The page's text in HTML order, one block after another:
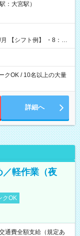
：大宮駅）
00
クOK / 10名以上の大量
詳細へ
／軽作業（夜
クOK
通費全額支給（規定あ